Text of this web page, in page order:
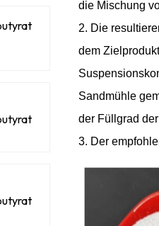
die Mischung
2. Die
dem
Sandmühle
der Füllgrad
3. Der